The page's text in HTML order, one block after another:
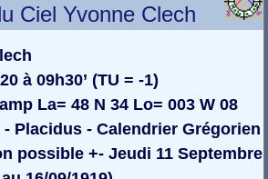
Ciel Yvonne Clech
à 09h30’ (TU = -1)
La= 48 N 34 Lo= 003 W 08
- Placidus - Calendrier Grégorien
possible +- Jeudi 11 Septembre